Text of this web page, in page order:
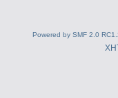
Powered by SMF 2.0